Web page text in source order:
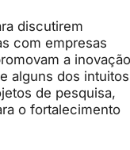
discutirem
com empresas
a inovação
alguns dos intuitos
de pesquisa,
o fortalecimento